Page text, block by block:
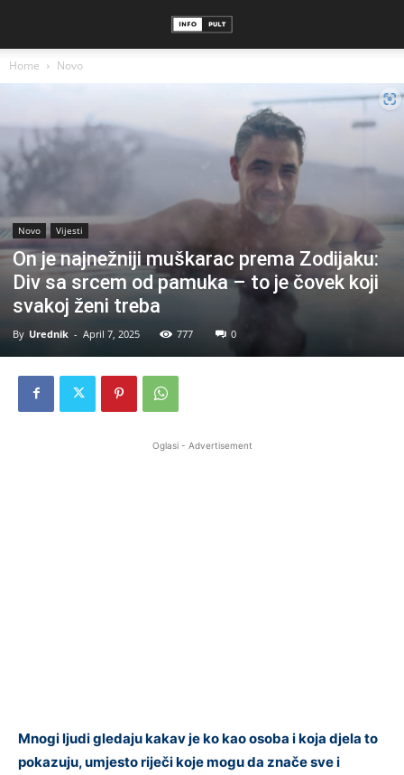
Home Novo
Novo Vijesti
On je najnežniji muškarac prema Zodijaku:
Div sa srcem od pamuka – to je čovek koji
svakoj ženi treba
By Urednik - April 7, 2025 777 0
Oglasi - Advertisement
Mnogi ljudi gledaju kakav je ko kao osoba i koja djela to
pokazuju, umjesto riječi koje mogu da znače sve i